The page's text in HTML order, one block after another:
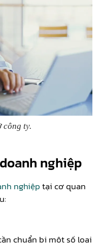
công ty.
nghiệp
nghiệptại cơ quan
chuẩn bị một số loại